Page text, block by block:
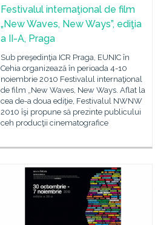
Festivalul internaţional de film
„New Waves, New Ways”, ediţia
a II-A, Praga
Sub preşedinţia ICR Praga, EUNIC în
Cehia organizează în perioada 4-10
noiembrie 2010 Festivalul internaţional
de film „New Waves, New Ways. Aflat la
cea de-a doua ediţie, Festivalul NWNW
2010 îşi propune să prezinte publicului
ceh producţii cinematografice